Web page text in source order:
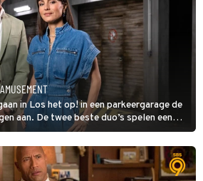
in Los het op! in een parkeergarage de
aan. De twee beste duo’s spelen een
deze aflevering onder anderen cabaretiers
Boer.